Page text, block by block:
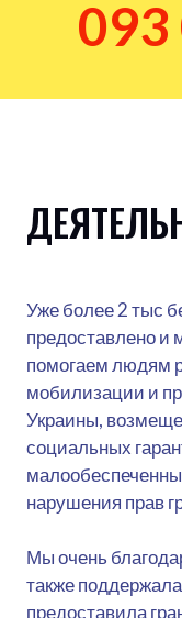
093
Уже более 2 тыс
предоставлено и
помогаем людям
мобилизации и
Украины,
социальных
нарушения прав
Мы очень
также
предоставила